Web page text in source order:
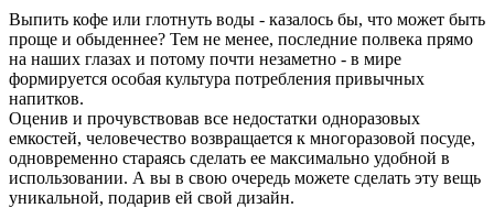
Выпить кофе или глотнуть воды - казалось бы, что может быть
проще и обыденнее? Тем не менее, последние полвека прямо
на наших глазах и потому почти незаметно - в мире
формируется особая культура потребления привычных
напитков.
Оценив и прочувствовав все недостатки одноразовых
емкостей, человечество возвращается к многоразовой посуде,
одновременно стараясь сделать ее максимально удобной в
использовании. А вы в свою очередь можете сделать эту вещь
уникальной, подарив ей свой дизайн.